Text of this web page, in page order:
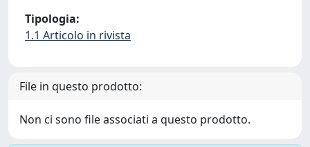
Tipologia:
1.1 Articolo in rivista
File in questo prodotto:
Non ci sono file associati a questo prodotto.